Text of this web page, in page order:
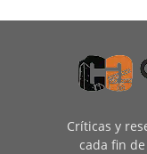
Críticas y
cada fin